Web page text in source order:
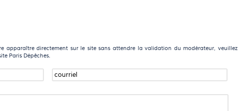
apparaître directement sur le site sans attendre la validation du modérateur, veuillez
Paris Dépêches.